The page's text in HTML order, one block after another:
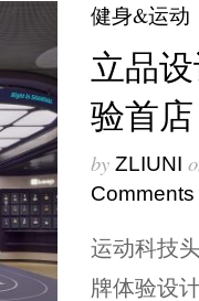
健身&运动
立品
验首店
by ZLIUNI
Comments
运动科技
牌体验设